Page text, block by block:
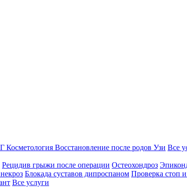
Косметология Восстановление после родов Узи Все
Рецидив грыжи после операции Остеохондроз
Блокада суставов дипроспаном Проверка стоп
Все услуги